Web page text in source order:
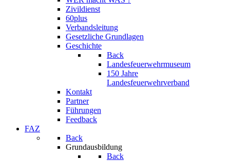
Zivildienst
60plus
Verbandsleitung
Gesetzliche Grundlagen
Geschichte
Back
Landesfeuerwehrmuseum
150 Jahre
Landesfeuerwehrverband
Kontakt
Partner
Führungen
Feedback
FAZ
Back
Grundausbildung
Back